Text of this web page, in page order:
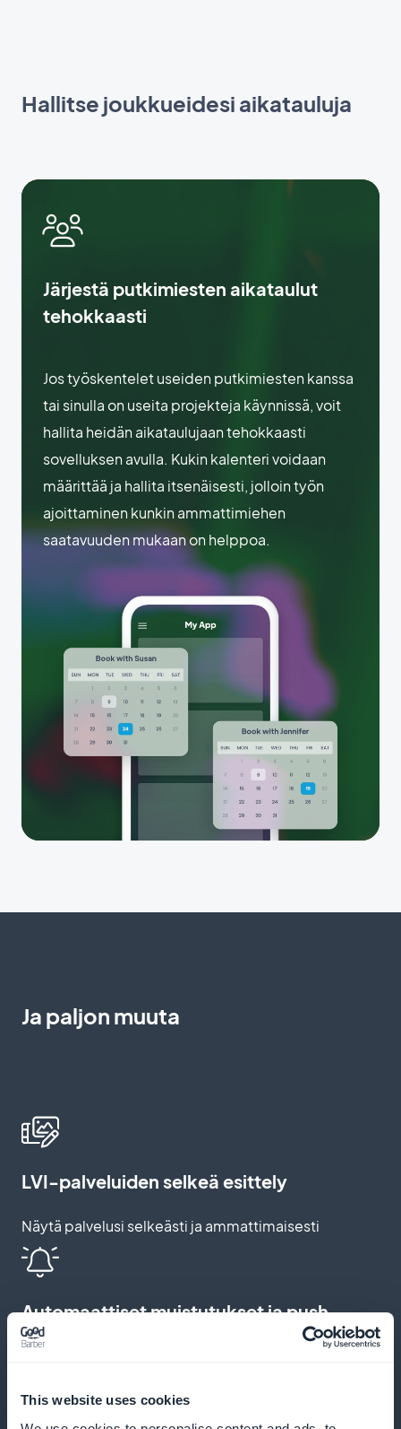
This website uses cookies
Hallitse joukkueidesi aikatauluja
Järjestä putkimiesten aikataulut
tehokkaasti
Jos työskentelet useiden putkimiesten kanssa
tai sinulla on useita projekteja käynnissä, voit
hallita heidän aikataulujaan tehokkaasti
sovelluksen avulla. Kukin kalenteri voidaan
määrittää ja hallita itsenäisesti, jolloin työn
ajoittaminen kunkin ammattimiehen
saatavuuden mukaan on helppoa.
Ja paljon muuta
LVI-palveluiden selkeä esittely
Näytä palvelusi selkeästi ja ammattimaisesti
Automaattiset muistutukset ja push-
ilmoitukset
tulematta jättämisiä ja kannustat säännöllisiin